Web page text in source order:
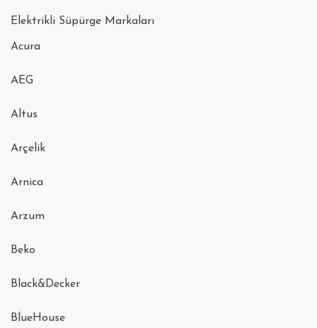
Elektrikli Süpürge Markaları
Acura
AEG
Altus
Arçelik
Arnica
Arzum
Beko
Black&Decker
BlueHouse